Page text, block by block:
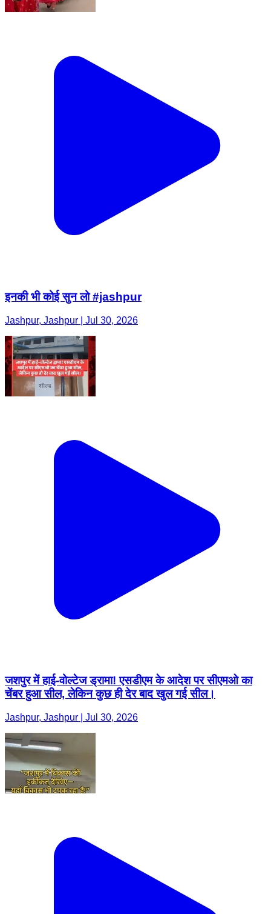
इनकी भी कोई सुन लो #jashpur
Jashpur, Jashpur | Jul 30, 2026
जशपुर में हाई-वोल्टेज ड्रामा! एसडीएम के आदेश पर सीएमओ का
चेंबर हुआ सील, लेकिन कुछ ही देर बाद खुल गई सील।
Jashpur, Jashpur | Jul 30, 2026